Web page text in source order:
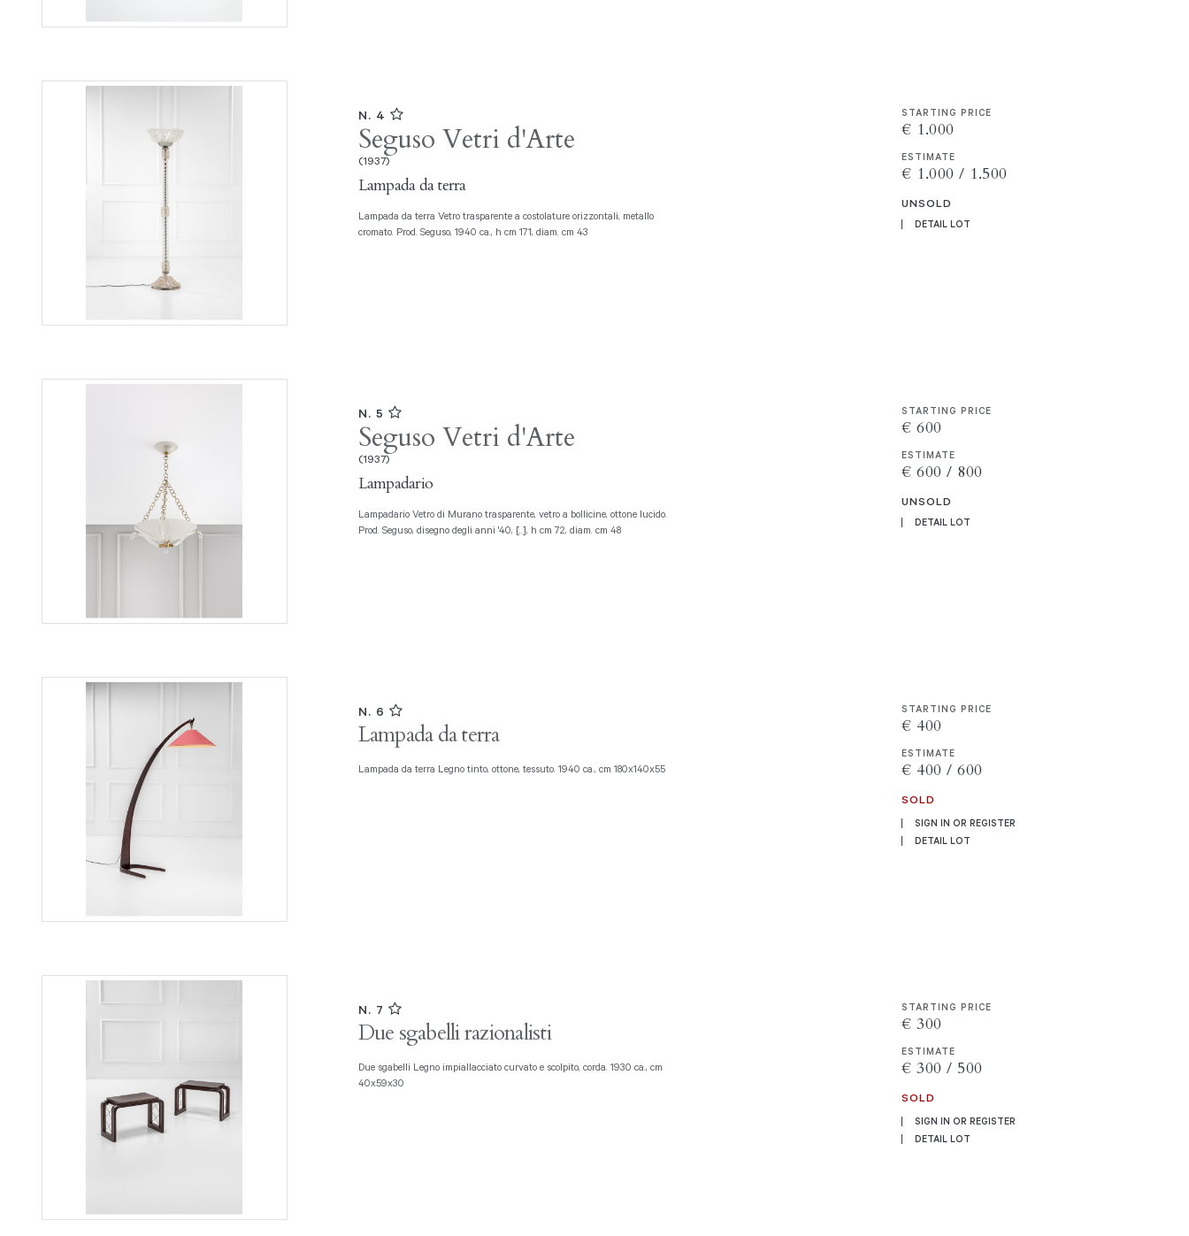
N. 4
Seguso Vetri d'Arte
(1937)
Lampada da terra
Lampada da terra Vetro trasparente a costolature orizzontali, metallo
cromato. Prod. Seguso, 1940 ca., h cm 171, diam. cm 43
STARTING PRICE
€ 1.000
ESTIMATE
€ 1.000 / 1.500
UNSOLD
DETAIL LOT
N. 5
Seguso Vetri d'Arte
(1937)
Lampadario
Lampadario Vetro di Murano trasparente, vetro a bollicine, ottone lucido.
Prod. Seguso, disegno degli anni '40, [..], h cm 72, diam. cm 48
STARTING PRICE
€ 600
ESTIMATE
€ 600 / 800
UNSOLD
DETAIL LOT
N. 6
Lampada da terra
Lampada da terra Legno tinto, ottone, tessuto. 1940 ca., cm 180x140x55
STARTING PRICE
€ 400
ESTIMATE
€ 400 / 600
SOLD
SIGN IN OR REGISTER
DETAIL LOT
N. 7
Due sgabelli razionalisti
Due sgabelli Legno impiallacciato curvato e scolpito, corda. 1930 ca., cm
40x59x30
STARTING PRICE
€ 300
ESTIMATE
€ 300 / 500
SOLD
SIGN IN OR REGISTER
DETAIL LOT